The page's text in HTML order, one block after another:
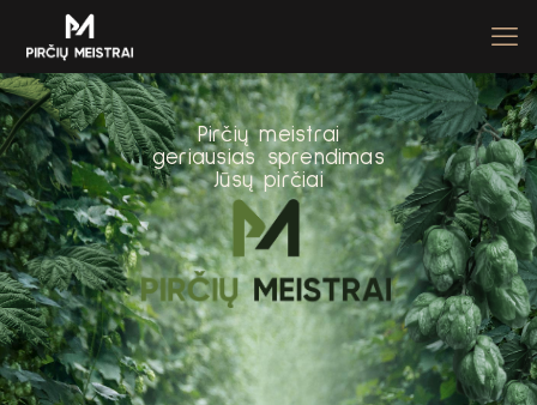
Pirčių meistrai
geriausias sprendimas
Jūsų pirčiai